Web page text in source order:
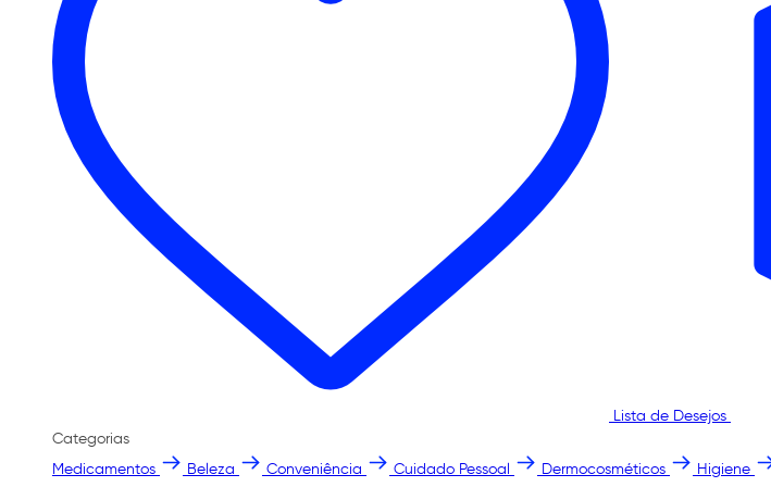
Lista de Desejos
Categorias
Medicamentos
Beleza Conveniência Cuidado Pessoal Dermocosméticos Higiene